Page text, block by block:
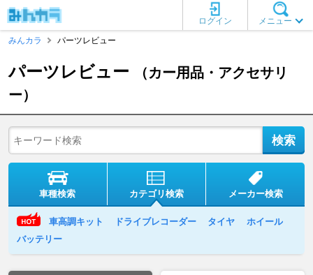
メニュー
ログイン
みんカラ
パーツレビュー
パーツレビュー
（カー用品・アクセサリ
ー）
車種検索 カテゴリ検索 メーカー検索
車高調キット ドライブレコーダー タイヤ
ホイール
バッテリー